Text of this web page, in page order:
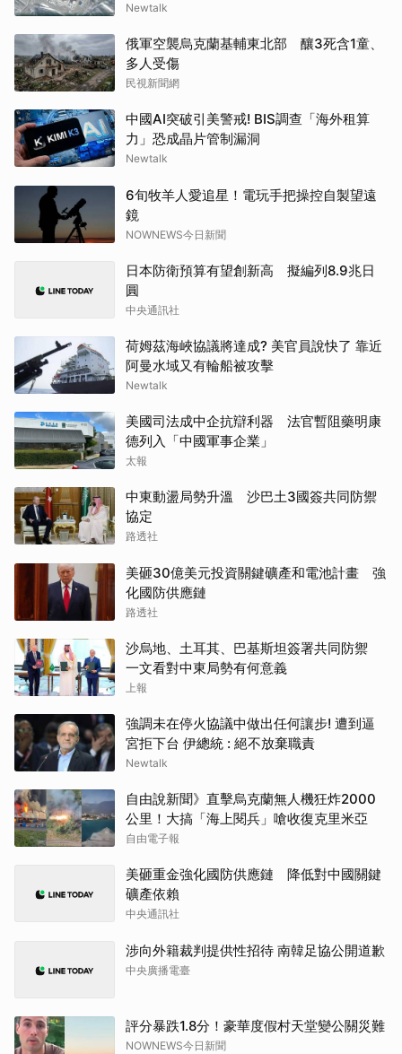
Newtalk
俄軍空襲烏克蘭基輔東北部 釀3死含1童、
多人受傷
民視新聞網
中國AI突破引美警戒! BIS調查「海外租算
力」恐成晶片管制漏洞
Newtalk
6旬牧羊人愛追星！電玩手把操控自製望遠
鏡
NOWNEWS今日新聞
日本防衛預算有望創新高 擬編列8.9兆日
圓
中央通訊社
荷姆茲海峽協議將達成? 美官員說快了 靠近
阿曼水域又有輪船被攻擊
Newtalk
美國司法成中企抗辯利器 法官暫阻藥明康
德列入「中國軍事企業」
太報
中東動盪局勢升溫 沙巴土3國簽共同防禦
協定
路透社
美砸30億美元投資關鍵礦產和電池計畫 強
化國防供應鏈
路透社
沙烏地、土耳其、巴基斯坦簽署共同防禦
一文看對中東局勢有何意義
上報
強調未在停火協議中做出任何讓步! 遭到逼
宮拒下台 伊總統 : 絕不放棄職責
Newtalk
自由說新聞》直擊烏克蘭無人機狂炸2000
公里！大搞「海上閱兵」嗆收復克里米亞
自由電子報
美砸重金強化國防供應鏈 降低對中國關鍵
礦產依賴
中央通訊社
涉向外籍裁判提供性招待 南韓足協公開道歉
中央廣播電臺
評分暴跌1.8分！豪華度假村天堂變公關災難
NOWNEWS今日新聞